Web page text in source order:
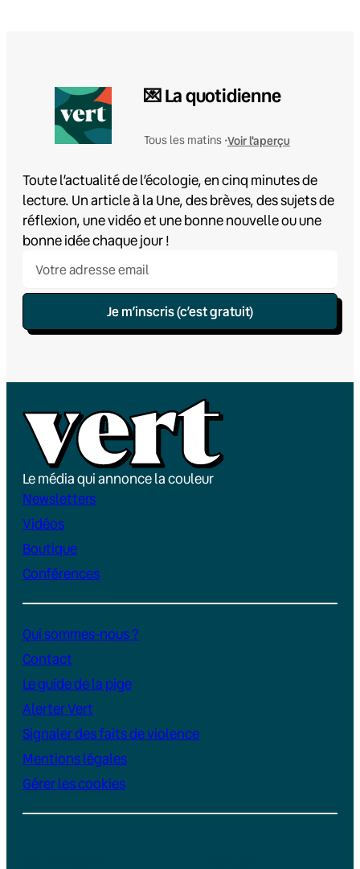
💌 La quotidienne
Tous les matins •Voir l'aperçu
Toute l’actualité de l’écologie, en cinq minutes de
lecture. Un article à la Une, des brèves, des sujets de
réflexion, une vidéo et une bonne nouvelle ou une
bonne idée chaque jour !
Je m’inscris (c’est gratuit)
Le média qui annonce la couleur
Newsletters
Vidéos
Boutique
Conférences
Qui sommes-nous ?
Contact
Le guide de la pige
Alerter Vert
Signaler des faits de violence
Mentions légales
Gérer les cookies